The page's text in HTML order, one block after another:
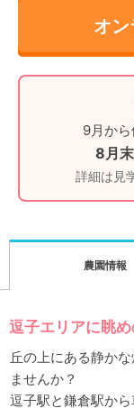
オ
9月から
8月
詳細は見
農園情報
逗子エリアに眺め
丘の上にある静か
ませんか？
逗子駅と鎌倉駅から